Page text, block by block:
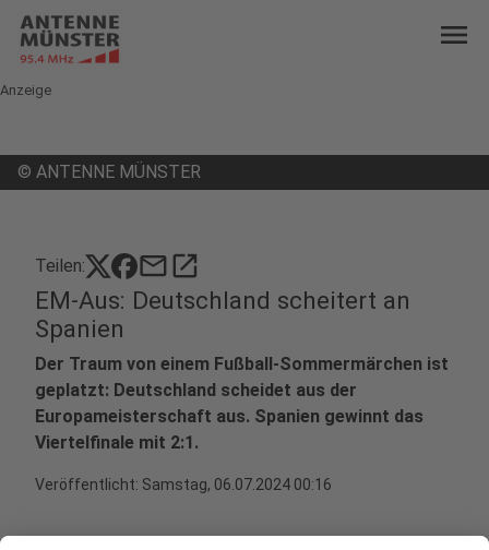
menu
Anzeige
© ANTENNE MÜNSTER
Teilen: mailopen_in_new
EM-Aus: Deutschland scheitert an
Spanien
Der Traum von einem Fußball-Sommermärchen ist
geplatzt: Deutschland scheidet aus der
Europameisterschaft aus. Spanien gewinnt das
Viertelfinale mit 2:1.
Veröffentlicht: Samstag, 06.07.2024 00:16